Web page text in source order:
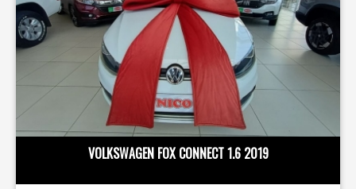
VOLKSWAGEN FOX CONNECT 1.6 2019